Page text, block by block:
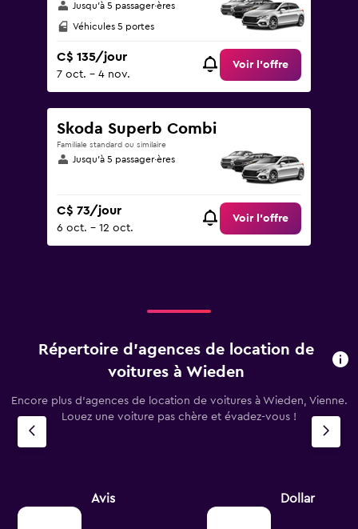
Jusqu’à 5 passager·ères
Véhicules 5 portes
C$ 135/jour
7 oct. - 4 nov.
Voir l’offre
Skoda Superb Combi
Familiale standard ou similaire
Jusqu’à 5 passager·ères
C$ 73/jour
6 oct. - 12 oct.
Voir l’offre
Répertoire d’agences de location de
voitures à Wieden
Encore plus d’agences de location de voitures à Wieden, Vienne.
Louez une voiture pas chère et évadez-vous !
Avis Dollar